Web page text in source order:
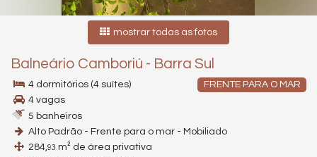
mostrar todas as fotos
Balneário Camboriú - Barra Sul
FRENTE PARA O MAR
4 dormitórios (4 suítes)
4 vagas
5 banheiros
Alto Padrão - Frente para o mar - Mobiliado
284,93 m² de área privativa